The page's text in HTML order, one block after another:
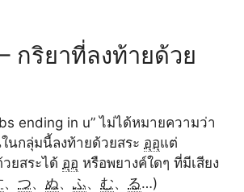
กริยาที่ลงท้ายด้วย
ending in u” ไม่ได้หมายความว่า
นกลุ่มนี้ลงท้ายด้วยสระ อุอุแต่
ยสระได้ อุอุ หรือพยางค์ใดๆ ที่มีเสียง
、 つ、 ぬ、 ふ、 む、 る…)